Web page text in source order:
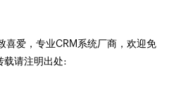
喜爱，专业CRM系统厂商，欢迎免
载请注明出处: